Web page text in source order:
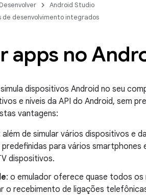
Desenvolver
Android Studio
de desenvolvimento integrados
apps no
dispositivos Android no seu
e níveis da API do Android, sem
vantagens:
além de simular vários dispositivos e
para vários smartphones
dispositivos.
: o emulador oferece quase todos
o recebimento de ligações